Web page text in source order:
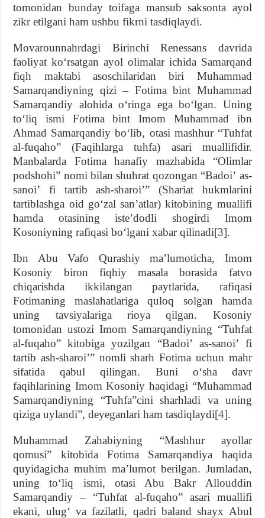
tomonidan bunday toifaga mansub saksonta ayol
zikr etilgani ham ushbu fikrni tasdiqlaydi.
Movarounnahrdagi Birinchi Renessans davrida
faoliyat koʻrsatgan ayol olimalar ichida Samarqand
fiqh maktabi asoschilaridan biri Muhammad
Samarqandiyning qizi – Fotima bint Muhammad
Samarqandiy alohida oʻringa ega boʻlgan. Uning
toʻliq ismi Fotima bint Imom Muhammad ibn
Ahmad Samarqandiy boʻlib, otasi mashhur “Tuhfat
al-fuqaho” (Faqihlarga tuhfa) asari muallifidir.
Manbalarda Fotima hanafiy mazhabida “Olimlar
podshohi” nomi bilan shuhrat qozongan “Badoiʼ as-
sanoiʼ fi tartib ash-sharoiʼ” (Shariat hukmlarini
tartiblashga oid goʻzal sanʼatlar) kitobining muallifi
hamda otasining isteʼdodli shogirdi Imom
Kosoniyning rafiqasi boʻlgani xabar qilinadi[3].
Ibn Abu Vafo Qurashiy maʼlumoticha, Imom
Kosoniy biron fiqhiy masala borasida fatvo
chiqarishda ikkilangan paytlarida, rafiqasi
Fotimaning maslahatlariga quloq solgan hamda
uning tavsiyalariga rioya qilgan. Kosoniy
tomonidan ustozi Imom Samarqandiyning “Tuhfat
al-fuqaho” kitobiga yozilgan “Badoiʼ as-sanoiʼ fi
tartib ash-sharoiʼ” nomli sharh Fotima uchun mahr
sifatida qabul qilingan. Buni oʻsha davr
faqihlarining Imom Kosoniy haqidagi “Muhammad
Samarqandiyning “Tuhfa”cini sharhladi va uning
qiziga uylandi”, deyeganlari ham tasdiqlaydi[4].
Muhammad Zahabiyning “Mashhur ayollar
qomusi” kitobida Fotima Samarqandiya haqida
quyidagicha muhim maʼlumot berilgan. Jumladan,
uning toʻliq ismi, otasi Abu Bakr Allouddin
Samarqandiy – “Tuhfat al-fuqaho” asari muallifi
ekani, ulugʻ va fazilatli, qadri baland shayx Abul